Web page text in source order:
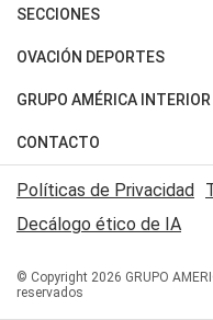
Últimas Noticias
Política
Judiciales
Economia
SECCIONES
Horóscopo
Motores
Trucos caseros
Series y Películas
Edictos y Solicitadas
OVACIÓN DEPORTES
Fútbol
Mundial
Automovilismo
Rugby
Básquet
GRUPO AMÉRICA INTERIOR
Canal 7 en Vivo
San Juan 8
CONTACTO
Acerca de Nosotros
Contactanos
Políticas de Privacidad
Decálogo ético de IA
© Copyright 2026 GRUPO
reservados